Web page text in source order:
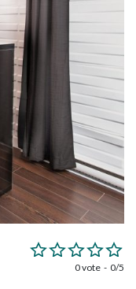
0 vote 0/5